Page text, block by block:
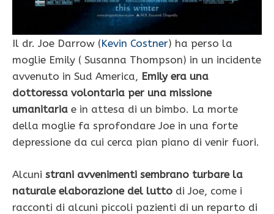
Il dr. Joe Darrow (Kevin Costner) ha perso la
moglie Emily ( Susanna Thompson) in un incidente
avvenuto in Sud America, Emily era una
dottoressa volontaria per una missione
umanitaria e in attesa di un bimbo. La morte
della moglie fa sprofondare Joe in una forte
depressione da cui cerca pian piano di venir fuori.
Alcuni strani avvenimenti sembrano turbare la
naturale elaborazione del lutto di Joe, come i
racconti di alcuni piccoli pazienti di un reparto di